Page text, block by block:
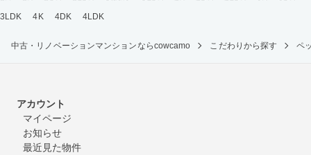
3LDK
4K 4DK 4LDK
中古・リノベーションマンションならcowcamo こだわりから探す ペ
アカウント
マイページ
お知らせ
最近見た物件